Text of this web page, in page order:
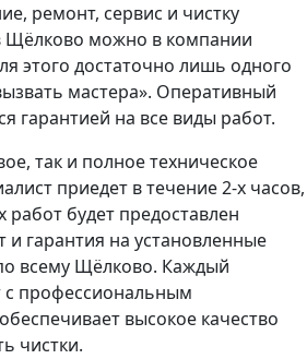
ремонт, сервис и чистку
Щёлково можно в компании
этого достаточно лишь одного
мастера». Оперативный
гарантией на все виды работ.
так и полное техническое
приедет в течение 2-х часов,
будет предоставлен
и гарантия на установленные
всему Щёлково. Каждый
с профессиональным
высокое качество
чистки.